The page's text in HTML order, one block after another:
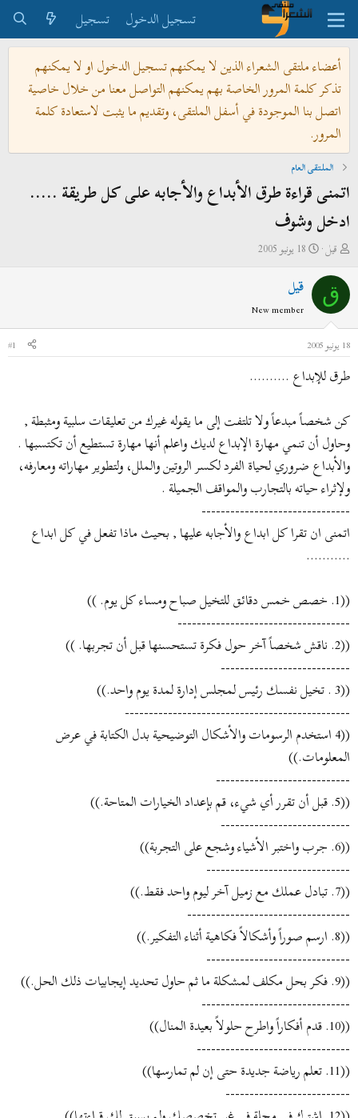
تسجيل الدخول
تسجيل
أعضاء ملتقى الشعراء الذين لا يمكنهم تسجيل الدخول او لا يمكنهم
تذكر كلمة المرور الخاصة بهم يمكنهم التواصل معنا من خلال خاصية
اتصل بنا الموجودة في أسفل الملتقى، وتقديم ما يثبت لاستعادة كلمة
المرور.
الملتقى العام
اتمنى قراءة طرق الأبداع والأجابه على كل طريقة .....
ادخل وشوف
ب
د
ئ
م
و
ع
قيل
ت
ل
ب
18 يونيو 2005
ق قيل
New member
18 يونيو 2005
#1
طرق للإبداع ..........
كن شخصاً مبدعاً ولا تلتفت إلى ما يقوله غيرك من تعليقات سلبية ومثبطة ,
وحاول أن تنمي مهارة الإبداع لديك واعلم أنها مهارة تستطيع أن تكتسبها .
والأبداع ضروري لحياة الفرد لكسر الروتين والملل، ولتطوير مهاراته ومعارفه،
ولإثراء حياته بالتجارب والمواقف الجميلة .
-------------------------------
اتمنى ان تقرا كل ابداع والأجابه عليها , بحيث ماذا تفعل في كل ابداع
...........
((1. خصص خمس دقائق للتخيل صباح ومساء كل يوم. ))
------------------------------------
((2. ناقش شخصاً آخر حول فكرة تستحسنها قبل أن تجربها. ))
---------------------------
((3 . تخيل نفسك رئيس لمجلس إدارة لمدة يوم واحد.))
-----------------------------------------------
((4 استخدم الرسومات والأشكال التوضيحية بدل الكتابة في عرض
المعلومات.))
----------------------------
((5. قبل أن تقرر أي شيء، قم بإعداد الخيارات المتاحة.))
---------------------------
((6. جرب واختبر الأشياء وشجع على التجربة))
------------------------------
((7. تبادل عملك مع زميل آخر ليوم واحد فقط.))
----------------------------------
((8. ارسم صوراً وأشكالاً فكاهية أثناء التفكير.))
------------------------------
((9. فكر بحل مكلف لمشكلة ما ثم حاول تحديد إيجابيات ذلك الحل.))
-------------------------------
((10. قدم أفكاراً واطرح حلولاً بعيدة المنال))
--------------------------------
((11. تعلم رياضة جديدة حتى إن لم تمارسها))
--------------------------